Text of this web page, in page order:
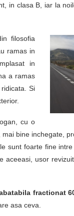
in clasa B, iar la
filosofia
ramas in
in
a ramas
Si
cu o
bine inchegate,
sunt foarte fine
aceeasi, usor
fractionat
asa ceva.